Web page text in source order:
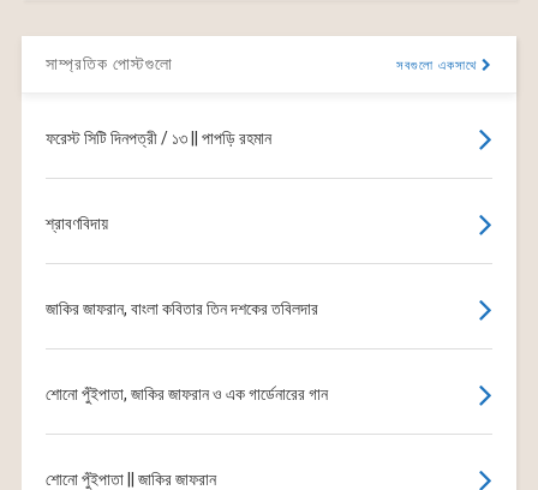
সাম্প্রতিক পোস্টগুলো সবগুলো একসাথে
ফরেস্ট সিটি দিনপত্রী / ১৩ || পাপড়ি রহমান
শ্রাবণবিদায়
জাকির জাফরান, বাংলা কবিতার তিন দশকের তবিলদার
শোনো পুঁইপাতা, জাকির জাফরান ও এক গার্ডেনারের গান
শোনো পুঁইপাতা || জাকির জাফরান